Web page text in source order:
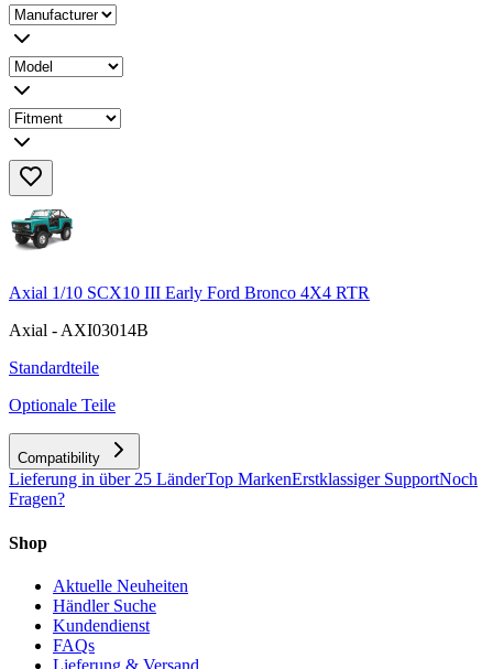
Axial 1/10 SCX10 III Early Ford Bronco 4X4 RTR
Axial - AXI03014B
Standardteile
Optionale Teile
Compatibility
Lieferung in über 25 LänderTop MarkenErstklassiger SupportNoch
Fragen?
Shop
Aktuelle Neuheiten
Händler Suche
Kundendienst
FAQs
Lieferung & Versand